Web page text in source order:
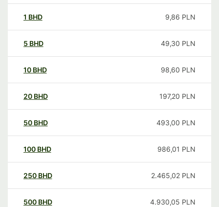
1 BHD 9,86 PLN
5 BHD 49,30 PLN
10 BHD 98,60 PLN
20 BHD 197,20 PLN
50 BHD 493,00 PLN
100 BHD 986,01 PLN
250 BHD 2.465,02 PLN
500 BHD 4.930,05 PLN